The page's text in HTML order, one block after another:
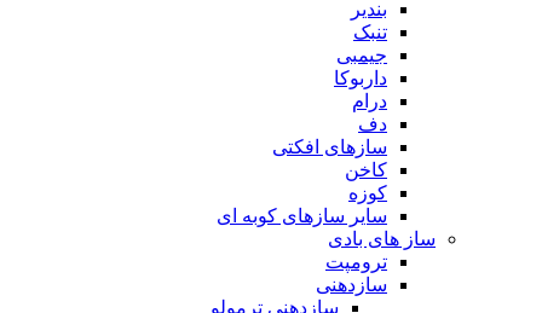
بندیر
تنبک
جیمبی
داربوکا
درام
دف
سازهای افکتی
کاخن
کوزه
سایر سازهای کوبه ای
ساز های بادی
ترومپت
سازدهنی
سازدهنی ترمولو